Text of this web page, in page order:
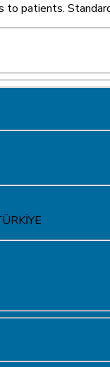
patients.